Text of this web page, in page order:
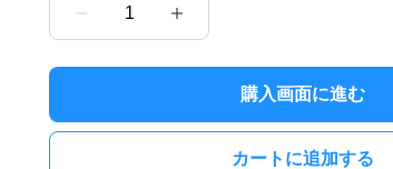
1
購入画面に進む
カートに追加する